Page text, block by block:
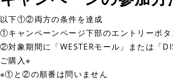
以下①②両方の条件を達成
①キャンペーンページ下部のエントリーボ
②対象期間に「WESTERモール」または「
ご購入※
※①と②の順番は問いません